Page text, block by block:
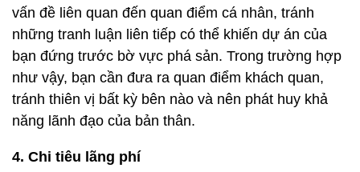
vấn đề liên quan đến quan điểm cá nhân, tránh
những tranh luận liên tiếp có thể khiến dự án của
bạn đứng trước bờ vực phá sản. Trong trường hợp
như vậy, bạn cần đưa ra quan điểm khách quan,
tránh thiên vị bất kỳ bên nào và nên phát huy khả
năng lãnh đạo của bản thân.
4. Chi tiêu lãng phí